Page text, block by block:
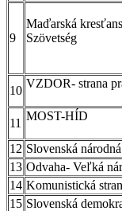
9
Maďarská
10
11
12
13 Odvaha-
14
15 Slovenská